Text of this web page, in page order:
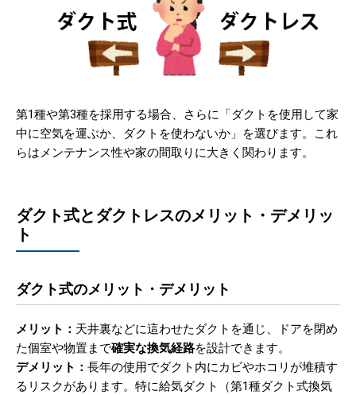
第1種や第3種を採用する場合、さらに「ダクトを使用して家
中に空気を運ぶか、ダクトを使わないか」を選びます。これ
らはメンテナンス性や家の間取りに大きく関わります。
ダクト式とダクトレスのメリット・デメリッ
ト
ダクト式のメリット・デメリット
メリット： 天井裏などに這わせたダクトを通じ、ドアを閉め
た個室や物置まで確実な換気経路を設計できます。
デメリット： 長年の使用でダクト内にカビやホコリが堆積す
るリスクがあります。特に給気ダクト（第1種ダクト式換気